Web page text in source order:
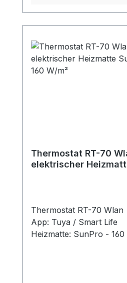
Thermostat RT-70
elektrischer
Thermostat RT-70 Wlan
App: Tuya / Smart Life
Heizmatte: SunPro - 160